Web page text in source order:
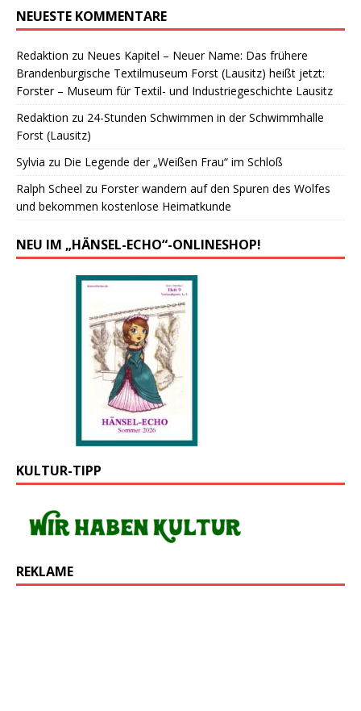
NEUESTE KOMMENTARE
Redaktion zu Neues Kapitel – Neuer Name: Das frühere
Brandenburgische Textilmuseum Forst (Lausitz) heißt jetzt:
Forster – Museum für Textil- und Industriegeschichte Lausitz
Redaktion zu 24-Stunden Schwimmen in der Schwimmhalle
Forst (Lausitz)
Sylvia zu Die Legende der „Weißen Frau“ im Schloß
Ralph Scheel zu Forster wandern auf den Spuren des Wolfes
und bekommen kostenlose Heimatkunde
NEU IM „HÄNSEL-ECHO“-ONLINESHOP!
KULTUR-TIPP
REKLAME